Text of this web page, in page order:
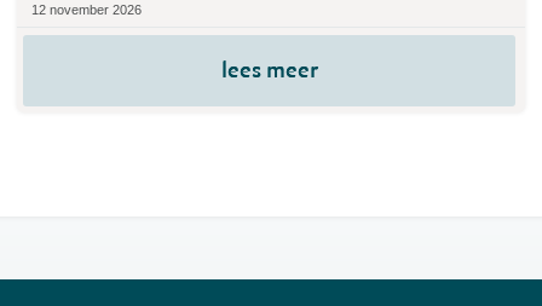
12 november 2026
lees meer